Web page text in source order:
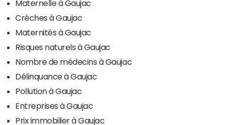
Maternelle à Gaujac
Crèches à Gaujac
Maternités à Gaujac
Risques naturels à Gaujac
Nombre de médecins à Gaujac
Délinquance à Gaujac
Pollution à Gaujac
Entreprises à Gaujac
Prix immobilier à Gaujac